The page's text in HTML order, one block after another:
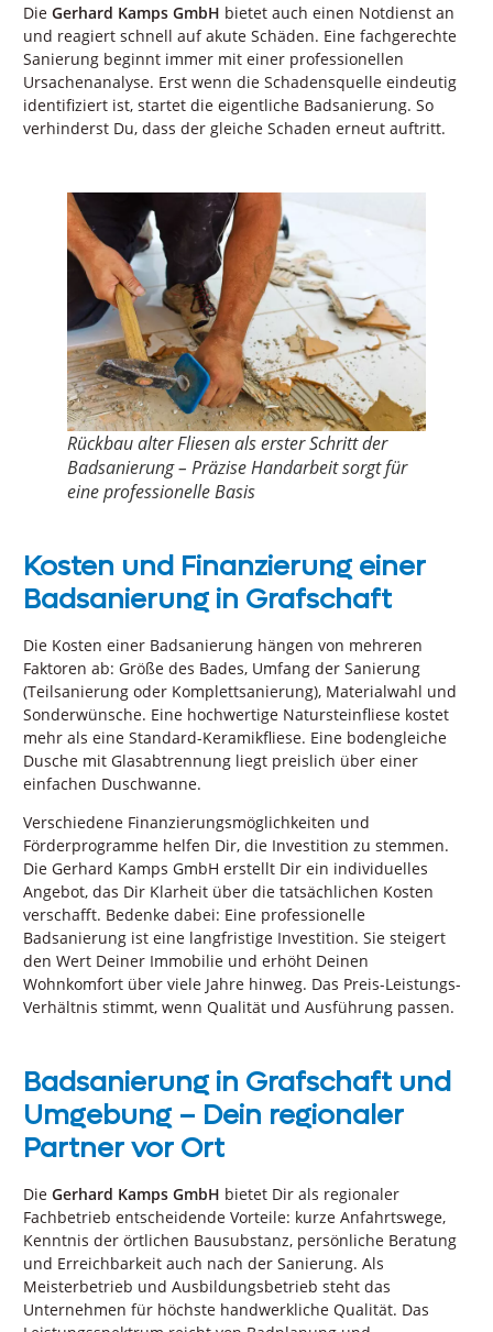
Die Gerhard Kamps GmbH bietet auch einen Notdienst an
und reagiert schnell auf akute Schäden. Eine fachgerechte
Sanierung beginnt immer mit einer professionellen
Ursachenanalyse. Erst wenn die Schadensquelle eindeutig
identifiziert ist, startet die eigentliche Badsanierung. So
verhinderst Du, dass der gleiche Schaden erneut auftritt.
Rückbau alter Fliesen als erster Schritt der
Badsanierung – Präzise Handarbeit sorgt für
eine professionelle Basis
Kosten und Finanzierung einer
Badsanierung in Grafschaft
Die Kosten einer Badsanierung hängen von mehreren
Faktoren ab: Größe des Bades, Umfang der Sanierung
(Teilsanierung oder Komplettsanierung), Materialwahl und
Sonderwünsche. Eine hochwertige Natursteinfliese kostet
mehr als eine Standard-Keramikfliese. Eine bodengleiche
Dusche mit Glasabtrennung liegt preislich über einer
einfachen Duschwanne.
Verschiedene Finanzierungsmöglichkeiten und
Förderprogramme helfen Dir, die Investition zu stemmen.
Die Gerhard Kamps GmbH erstellt Dir ein individuelles
Angebot, das Dir Klarheit über die tatsächlichen Kosten
verschafft. Bedenke dabei: Eine professionelle
Badsanierung ist eine langfristige Investition. Sie steigert
den Wert Deiner Immobilie und erhöht Deinen
Wohnkomfort über viele Jahre hinweg. Das Preis-Leistungs-
Verhältnis stimmt, wenn Qualität und Ausführung passen.
Badsanierung in Grafschaft und
Umgebung – Dein regionaler
Partner vor Ort
Die Gerhard Kamps GmbH bietet Dir als regionaler
Fachbetrieb entscheidende Vorteile: kurze Anfahrtswege,
Kenntnis der örtlichen Bausubstanz, persönliche Beratung
und Erreichbarkeit auch nach der Sanierung. Als
Meisterbetrieb und Ausbildungsbetrieb steht das
Unternehmen für höchste handwerkliche Qualität. Das